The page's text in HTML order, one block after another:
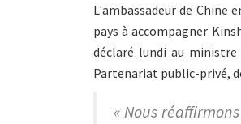
L'ambassadeur de Chine
pays à accompagner
déclaré lundi au ministre
Partenariat public-privé,
« Nous